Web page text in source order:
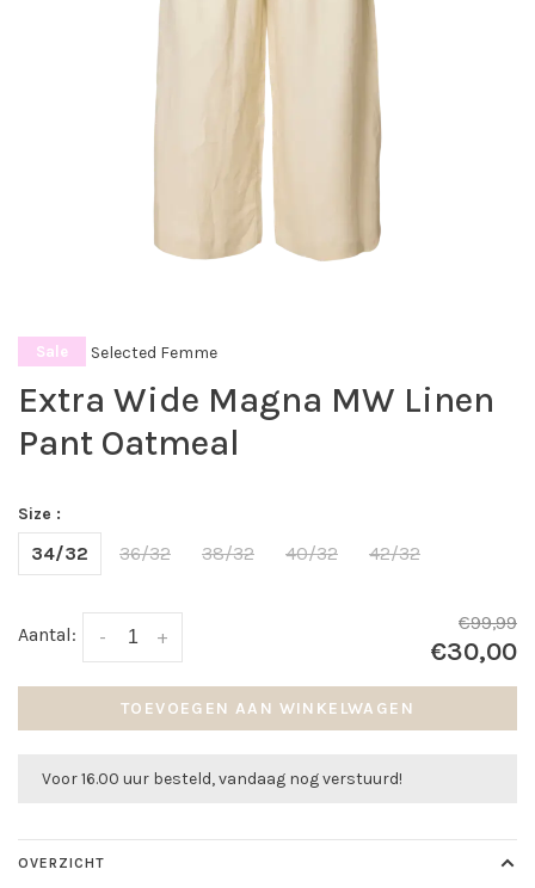
Sale Selected Femme
Extra Wide Magna MW Linen
Pant Oatmeal
Size :
34/32 36/32 38/32 40/32 42/32
Aantal: +
-
€99,99
€30,00
TOEVOEGEN AAN WINKELWAGEN
Voor 16.00 uur besteld, vandaag nog verstuurd!
OVERZICHT